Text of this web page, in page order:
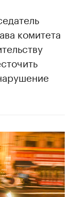
комитета